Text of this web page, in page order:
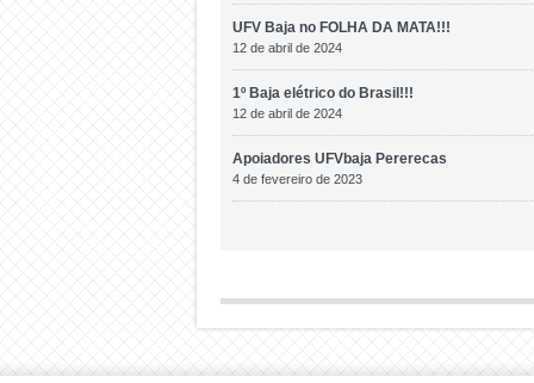
UFV Baja no FOLHA DA MATA!!!
12 de abril de 2024
1º Baja elétrico do Brasil!!!
12 de abril de 2024
Apoiadores UFVbaja Pererecas
4 de fevereiro de 2023